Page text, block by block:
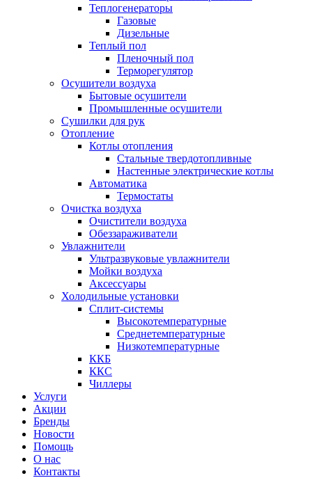
Теплогенераторы
Газовые
Дизельные
Теплый пол
Пленочный пол
Терморегулятор
Осушители воздуха
Бытовые осушители
Промышленные осушители
Сушилки для рук
Отопление
Котлы отопления
Стальные твердотопливные
Настенные электрические котлы
Автоматика
Термостаты
Очистка воздуха
Очистители воздуха
Обеззараживатели
Увлажнители
Ультразвуковые увлажнители
Мойки воздуха
Аксессуары
Холодильные установки
Сплит-системы
Высокотемпературные
Среднетемпературные
Низкотемпературные
ККБ
ККС
Чиллеры
Услуги
Акции
Бренды
Новости
Помощь
О нас
Контакты